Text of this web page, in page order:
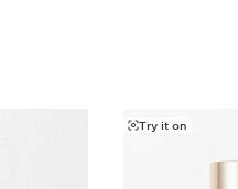
Try it on